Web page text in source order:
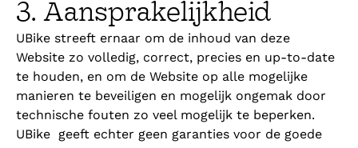
3. Aansprakelijkheid‍
UBike streeft ernaar om de inhoud van deze
Website zo volledig, correct, precies en up-to-date
te houden, en om de Website op alle mogelijke
manieren te beveiligen en mogelijk ongemak door
technische fouten zo veel mogelijk te beperken.
UBike geeft echter geen garanties voor de goede